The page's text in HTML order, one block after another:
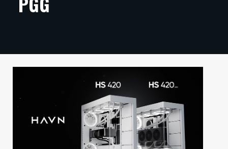
ARTIKKELIT
TECHBBS
HINTA.FI
KAUPPA